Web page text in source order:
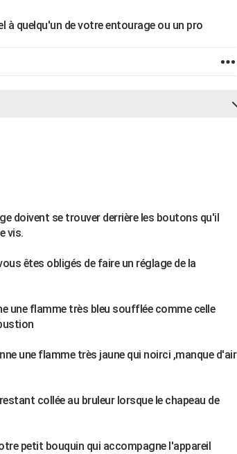
à quelqu'un de votre entourage ou un pro
doivent se trouver derrière les boutons qu'il
vis.
êtes obligés de faire un réglage de la
une flamme très bleu soufflée comme celle
une flamme très jaune qui noirci ,manque d'air
collée au bruleur lorsque le chapeau de
petit bouquin qui accompagne l'appareil